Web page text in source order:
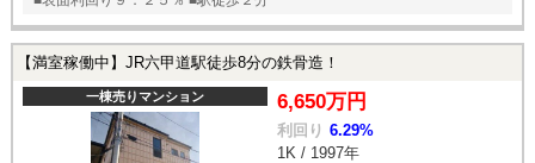
【満室稼働中】JR六甲道駅徒歩8分の鉄骨造！
一棟売りマンション 6,650万円
利回り 6.29%
1K / 1997年